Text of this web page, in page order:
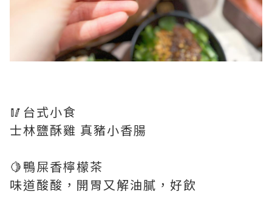
🥢台式小食
士林鹽酥雞 真豬小香腸
🍋鴨屎香檸檬茶
味道酸酸，開胃又解油膩，好飲